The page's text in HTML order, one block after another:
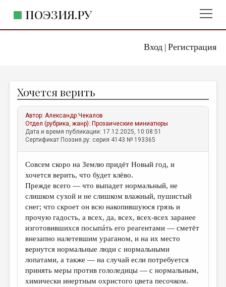
Вход| Регистрация
ПОЭЗИЯ.РУ
ЖАНРЫ
АВТОРЫ
КОММЕНТАРИИ
ЛИТСАЛОН
НОВОСТИ
ПРАВИЛА САЙТА
ОТДЕЛЫ И РУБРИКИ
ИЗБРАННОЕ
ДАЙДЖЕСТ
ПРОИЗВЕДЕНИЯ
ПЕРЕВОДЫ
Хочется верить
Автор:Александр Чекалов
Отдел (рубрика, жанр): Прозаические миниатюры
Дата и время публикации: 17.12.2025, 10:08:51
Сертификат Поэзия.ру: серия 4143 № 193365
Совсем скоро на Землю придёт Новый год, и
хочется верить, что будет клёво.
Прежде всего — что выпадет нормальный, не
слишком сухой и не слишком влажный, пушистый
снег; что скроет он всю накопившуюся грязь и
прочую гадость, а всех, да, всех, всех-всех заранее
изготовившихся посыпáть его реагентами — сметёт
внезапно налетевшим ураганом, и на их место
вернутся нормальные люди с нормальными
лопатами, а также — на случай если потребуется
принять меры против гололедицы — с нормальным,
химически инертным охристого цвета песочком.